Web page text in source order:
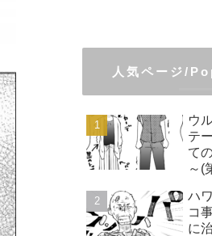
人気ページ/
ウ
テ
て
～(
ハ
コ
に